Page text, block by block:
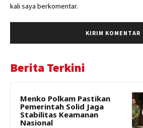
kali saya berkomentar.
Berita Terkini
Menko Polkam Pastikan
Pemerintah Solid Jaga
Stabilitas Keamanan
Nasional